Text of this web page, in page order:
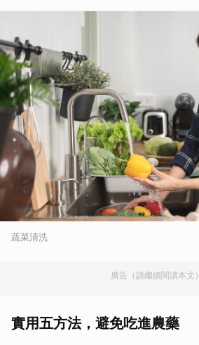
蔬菜清洗
廣告（請繼續閱讀本文）
實用五方法，避免吃進農藥